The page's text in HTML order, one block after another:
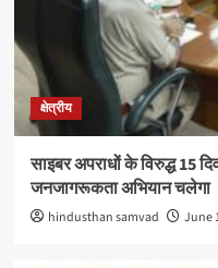
क्षेत्रीय
साइबर अपराधों के विरुद्ध 15
जनजागरूकता अभियान चलेगा
hindusthan samvad June